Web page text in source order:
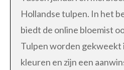
Hollandse tulpen. In het
biedt de online bloemist
Tulpen worden gekweekt
kleuren en zijn een